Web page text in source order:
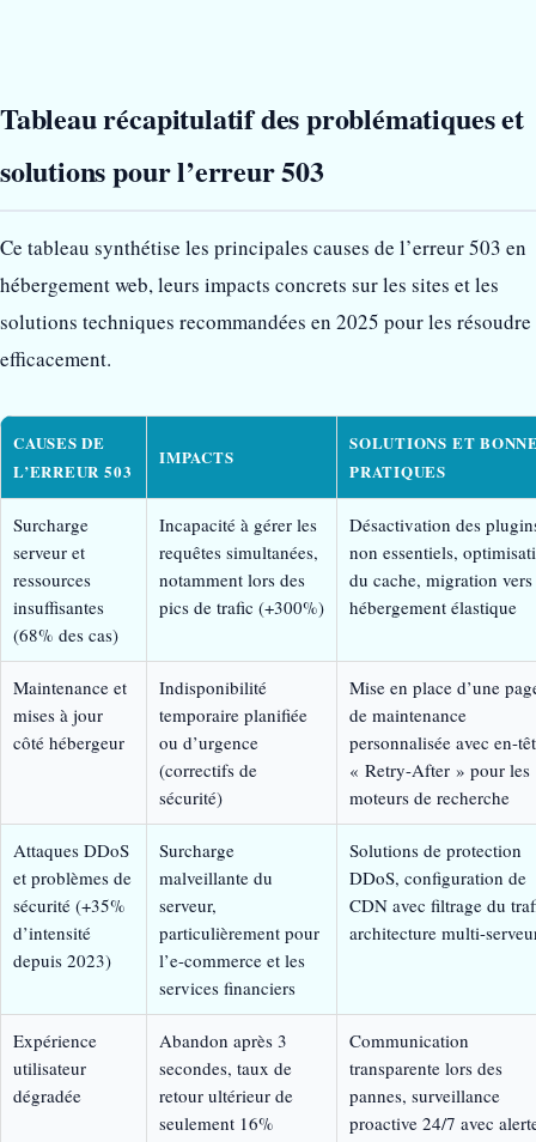
Tableau récapitulatif des problématiques et
solutions pour l’erreur 503
Ce tableau synthétise les principales causes de l’erreur 503 en
hébergement web, leurs impacts concrets sur les sites et les
solutions techniques recommandées en 2025 pour les résoudre
efficacement.
CAUSES DE
L’ERREUR 503
IMPACTS
SOLUTIONS ET
PRATIQUES
Surcharge
serveur et
ressources
insuffisantes
(68% des cas)
Incapacité à gérer les
requêtes simultanées,
notamment lors des
pics de trafic (+300%)
Désactivation des
non essentiels,
du cache, migration
hébergement élastique
Maintenance et
mises à jour
côté hébergeur
Indisponibilité
temporaire planifiée
ou d’urgence
(correctifs de
sécurité)
Mise en place d’une
de maintenance
personnalisée avec en-
« Retry-After » pour les
moteurs de recherche
Attaques DDoS
et problèmes de
sécurité (+35%
d’intensité
depuis 2023)
Surcharge
malveillante du
serveur,
particulièrement pour
l’e-commerce et les
services financiers
Solutions de protection
DDoS, configuration de
CDN avec filtrage du
architecture multi-
Expérience
utilisateur
dégradée
Abandon après 3
secondes, taux de
retour ultérieur de
seulement 16%
Communication
transparente lors des
pannes, surveillance
proactive 24/7 avec